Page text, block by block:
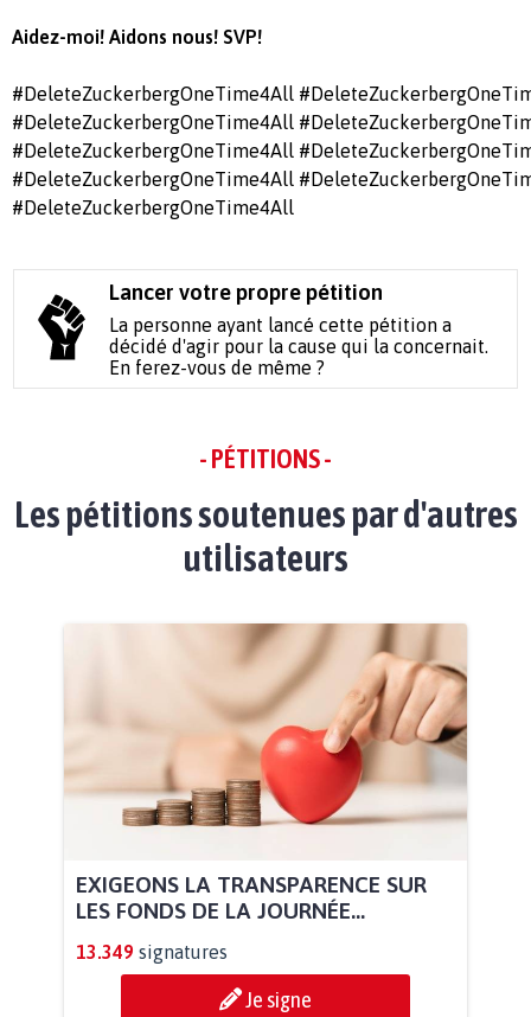
Aidez-moi! Aidons nous! SVP!
#DeleteZuckerbergOneTime4All
#DeleteZuckerbergOneTime4All
#DeleteZuckerbergOneTime4All
#DeleteZuckerbergOneTime4All
#DeleteZuckerbergOneTime4All
Lancer votre propre pétition
La personne ayant lancé cette pétition a
décidé d'agir pour la cause qui la concernait.
En ferez-vous de même ?
- PÉTITIONS -
Les pétitions soutenues par d'autres
utilisateurs
EXIGEONS LA TRANSPARENCE SUR
LES FONDS DE LA JOURNÉE...
13.349 signatures
Je signe